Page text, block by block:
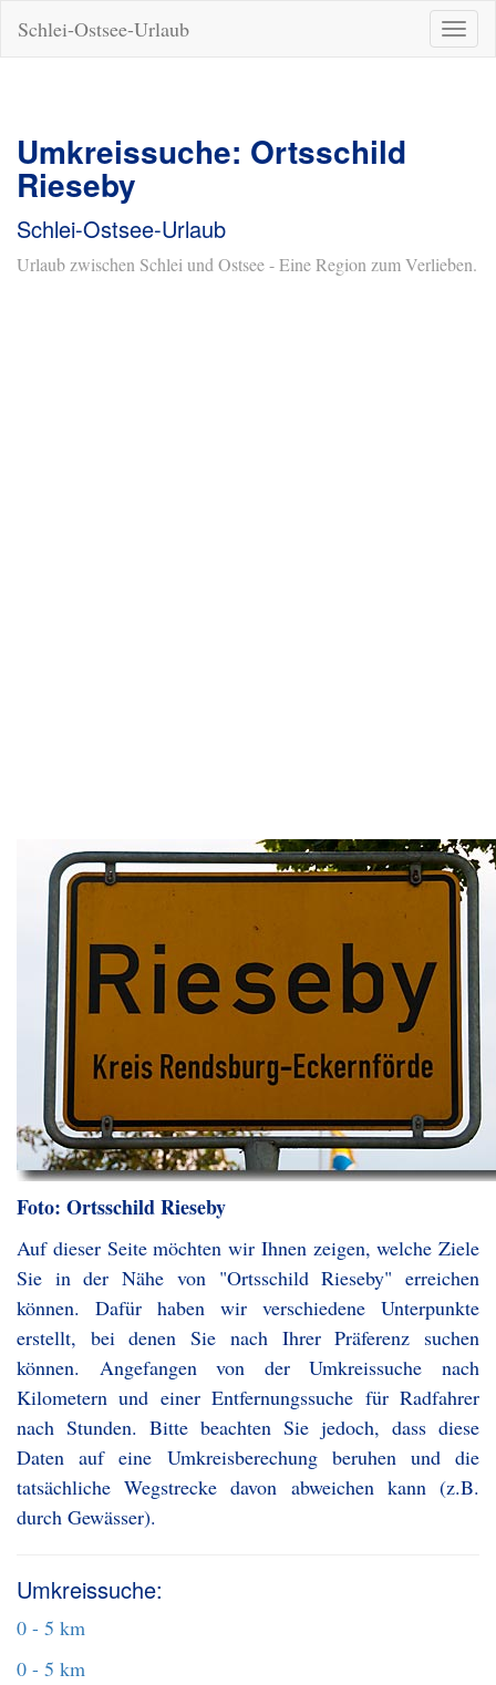
ein-/
Schlei-Ostsee-Urlaub
Umkreissuche: Ortsschild
Rieseby
Schlei-Ostsee-Urlaub
Urlaub zwischen Schlei und Ostsee - Eine Region zum Verlieben.
Foto: Ortsschild Rieseby
Auf dieser Seite möchten wir Ihnen zeigen, welche Ziele
Sie in der Nähe von "Ortsschild Rieseby" erreichen
können. Dafür haben wir verschiedene Unterpunkte
erstellt, bei denen Sie nach Ihrer Präferenz suchen
können. Angefangen von der Umkreissuche nach
Kilometern und einer Entfernungssuche für Radfahrer
nach Stunden. Bitte beachten Sie jedoch, dass diese
Daten auf eine Umkreisberechung beruhen und die
tatsächliche Wegstrecke davon abweichen kann (z.B.
durch Gewässer).
Umkreissuche:
0 - 5 km
0 - 5 km